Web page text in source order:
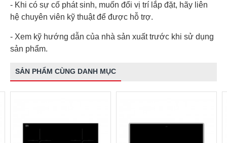
- Khi có sự cố phát sinh, muốn đổi vị trí lắp đặt, hãy liên
hệ chuyên viên kỹ thuật để được hỗ trợ.
- Xem kỹ hướng dẫn của nhà sản xuất trước khi sử dụng
sản phẩm.
SẢN PHẨM CÙNG DANH MỤC